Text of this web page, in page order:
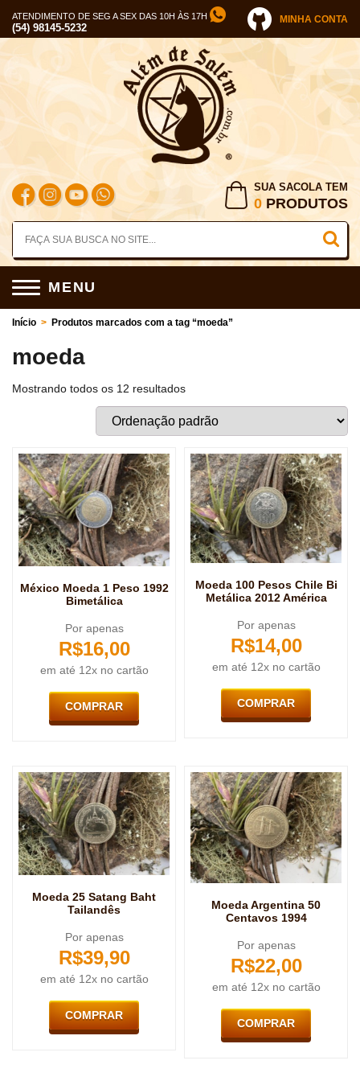
ATENDIMENTO DE SEG A SEX DAS 10H ÀS 17H
(54) 98145-5232
MINHA CONTA
SUA SACOLA TEM
0 PRODUTOS
MENU
Início > Produtos marcados com a tag “moeda”
moeda
Mostrando todos os 12 resultados
México Moeda 1 Peso 1992
Bimetálica
Por apenas
R$16,00
em até 12x no cartão
COMPRAR
Moeda 100 Pesos Chile Bi
Metálica 2012 América
Por apenas
R$14,00
em até 12x no cartão
COMPRAR
Moeda 25 Satang Baht
Tailandês
Por apenas
R$39,90
em até 12x no cartão
COMPRAR
Moeda Argentina 50
Centavos 1994
Por apenas
R$22,00
em até 12x no cartão
COMPRAR